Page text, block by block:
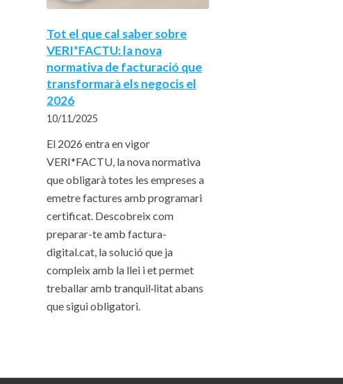
Tot el que cal saber sobre
VERI*FACTU: la nova
normativa de facturació que
transformarà els negocis el
2026
10/11/2025
El 2026 entra en vigor
VERI*FACTU, la nova normativa
que obligarà totes les empreses a
emetre factures amb programari
certificat. Descobreix com
preparar-te amb factura-
digital.cat, la solució que ja
compleix amb la llei i et permet
treballar amb tranquil·litat abans
que sigui obligatori.